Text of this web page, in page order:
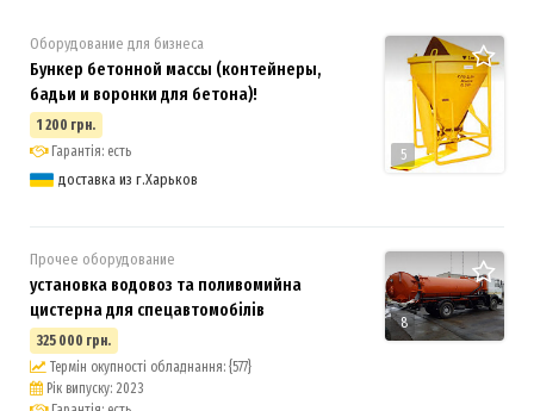
5
Оборудование для бизнеса
Бункер бетонной массы (контейнеры,
бадьи и воронки для бетона)!
1 200 грн.
Гарантія: есть
доставка из г.Харьков
8
Прочее оборудование
установка водовоз та поливомийна
цистерна для спецавтомобілів
325 000 грн.
Термін окупності обладнання: {577}
Рік випуску: 2023